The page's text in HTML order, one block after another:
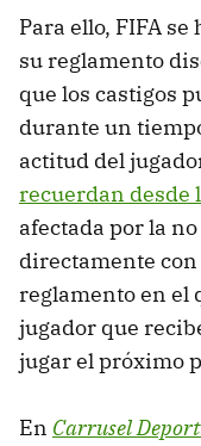
Para ello, FIFA
su reglamento
que los castigos
durante un
actitud del
recuerdan desde
afectada por la
directamente
reglamento en el
jugador que
jugar el próximo
En Carrusel